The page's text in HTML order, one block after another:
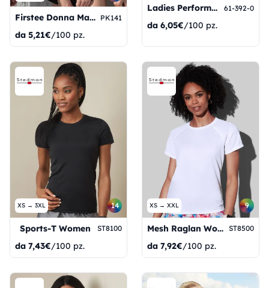
Firstee Donna Maglia Sport Girocollo Manica Corta PK141
da 5,21€/100 pz.
Ladies Performance T 61-392-0
da 6,05€/100 pz.
XS → 3XL 14
Sports-T Women ST8100
da 7,43€/100 pz.
XS → XXL 9
Mesh Raglan Women ST8500
da 7,92€/100 pz.